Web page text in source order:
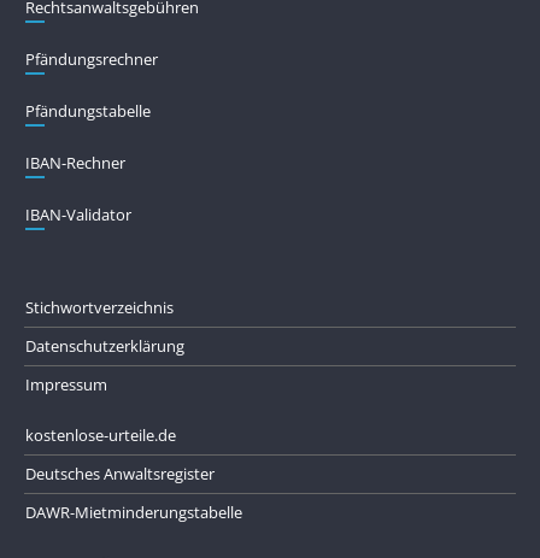
Rechtsanwaltsgebühren
Pfändungs­rechner
Pfändungs­tabelle
IBAN-Rechner
IBAN-Validator
Stichwortverzeichnis
Datenschutzerklärung
Impressum
kostenlose-urteile.de
Deutsches Anwaltsregister
DAWR-Mietminderungstabelle